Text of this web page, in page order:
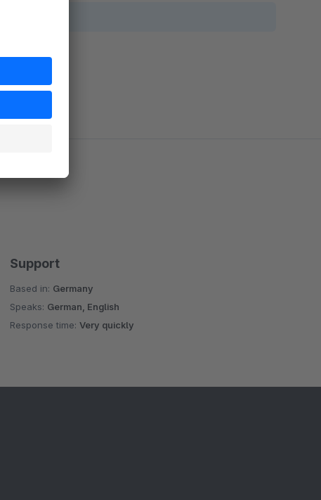
Support
Based in: Germany
Speaks: German, English
Response time:Very quickly